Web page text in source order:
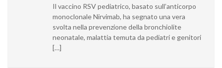
Il vaccino RSV pediatrico, basato sull’anticorpo
monoclonale Nirvimab, ha segnato una vera
svolta nella prevenzione della bronchiolite
neonatale, malattia temuta da pediatri e genitori
[…]